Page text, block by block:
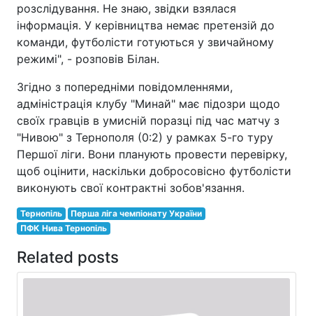
розслідування. Не знаю, звідки взялася
інформація. У керівництва немає претензій до
команди, футболісти готуються у звичайному
режимі", - розповів Білан.
Згідно з попередніми повідомленнями,
адміністрація клубу "Минай" має підозри щодо
своїх гравців в умисній поразці під час матчу з
"Нивою" з Тернополя (0:2) у рамках 5-го туру
Першої ліги. Вони планують провести перевірку,
щоб оцінити, наскільки добросовісно футболісти
виконують свої контрактні зобов'язання.
Тернопіль
Перша ліга чемпіонату України
ПФК Нива Тернопіль
Related posts